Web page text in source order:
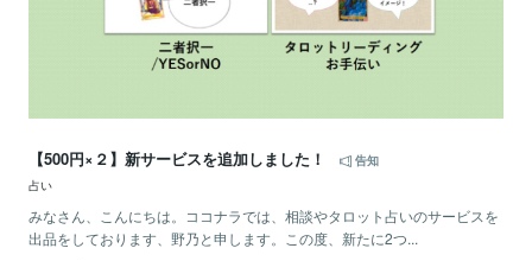
【500円×２】新サービスを追加しました！
告知
占い
みなさん、こんにちは。ココナラでは、相談やタロット占いのサービスを
出品をしております、野乃と申します。この度、新たに2つ...